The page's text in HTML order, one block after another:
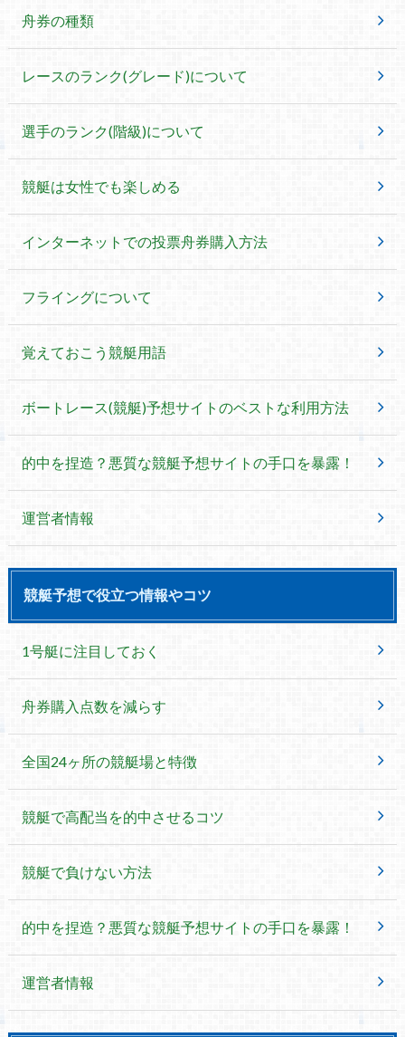
舟券の種類
レースのランク(グレード)について
選手のランク(階級)について
競艇は女性でも楽しめる
インターネットでの投票舟券購入方法
フライングについて
覚えておこう競艇用語
ボートレース(競艇)予想サイトのベストな利用方法
的中を捏造？悪質な競艇予想サイトの手口を暴露！
運営者情報
競艇予想で役立つ情報やコツ
1号艇に注目しておく
舟券購入点数を減らす
全国24ヶ所の競艇場と特徴
競艇で高配当を的中させるコツ
競艇で負けない方法
的中を捏造？悪質な競艇予想サイトの手口を暴露！
運営者情報